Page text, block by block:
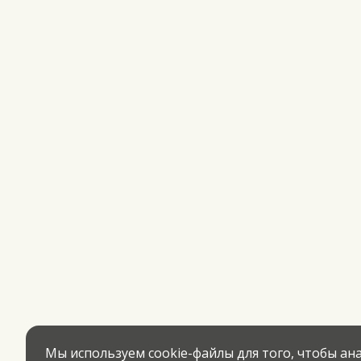
Мы используем cookie-файлы для того, чтобы